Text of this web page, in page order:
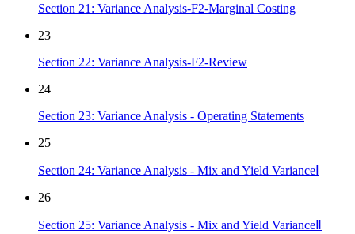
Section 21: Variance Analysis-F2-Marginal Costing
23
Section 22: Variance Analysis-F2-Review
24
Section 23: Variance Analysis - Operating Statements
25
Section 24: Variance Analysis - Mix and Yield VarianceⅠ
26
Section 25: Variance Analysis - Mix and Yield VarianceⅡ